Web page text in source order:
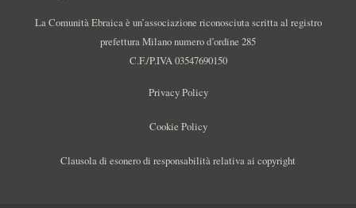
La Comunità Ebraica è un’associazione riconosciuta scritta al registro
prefettura Milano numero d’ordine 285
C.F./P.IVA 03547690150
Privacy Policy
Cookie Policy
Clausola di esonero di responsabilità relativa ai copyright